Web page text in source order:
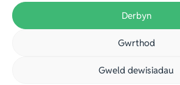
Derbyn
Gwrthod
Gweld dewisiadau
636